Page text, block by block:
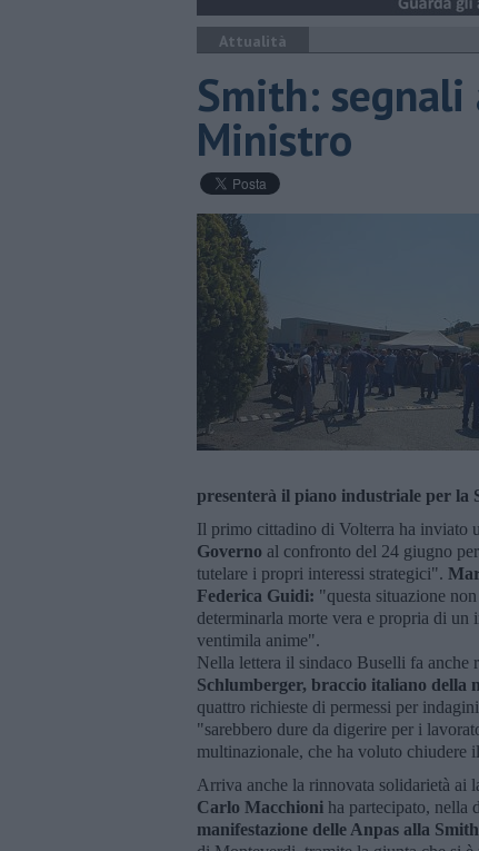
Attualità
Smith:
Ministro
presenterà il piano industriale per la
Il primo cittadino di Volterra ha inviato
Governo al confronto del 24 giugno
tutelare i propri interessi strategici".
Federica Guidi: "questa situazione
determinarla morte vera e propria di
ventimila anime".
Nella lettera il sindaco Buselli fa
Schlumberger, braccio italiano della
quattro richieste di permessi per
"sarebbero dure da digerire per i
multinazionale, che ha voluto chiudere
Arriva anche la rinnovata solidarietà ai
Carlo Macchioni ha partecipato, nella
manifestazione delle Anpas alla